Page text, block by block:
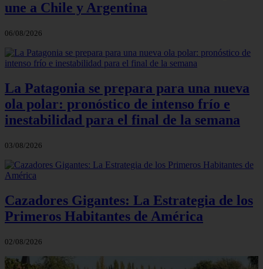
une a Chile y Argentina
06/08/2026
La Patagonia se prepara para una nueva
ola polar: pronóstico de intenso frío e
inestabilidad para el final de la semana
03/08/2026
Cazadores Gigantes: La Estrategia de los
Primeros Habitantes de América
02/08/2026